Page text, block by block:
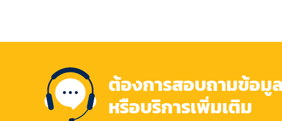
ต้องการสอบถามข้อมู
หรือบริการเพิ่มเติม